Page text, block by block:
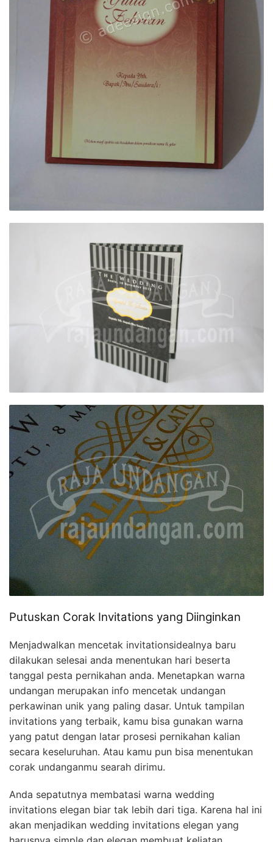
Putuskan Corak Invitations yang Diinginkan
Menjadwalkan mencetak invitationsidealnya baru
dilakukan selesai anda menentukan hari beserta
tanggal pesta pernikahan anda. Menetapkan warna
undangan merupakan info mencetak undangan
perkawinan unik yang paling dasar. Untuk tampilan
invitations yang terbaik, kamu bisa gunakan warna
yang patut dengan latar prosesi pernikahan kalian
secara keseluruhan. Atau kamu pun bisa menentukan
corak undanganmu searah dirimu.
Anda sepatutnya membatasi warna wedding
invitations elegan biar tak lebih dari tiga. Karena hal ini
akan menjadikan wedding invitations elegan yang